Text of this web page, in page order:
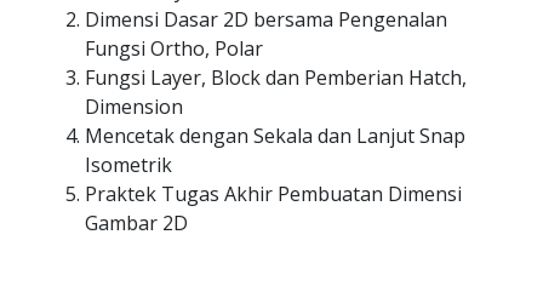
Dimensi Dasar 2D bersama Pengenalan
Fungsi Ortho, Polar
Fungsi Layer, Block dan Pemberian Hatch,
Dimension
Mencetak dengan Sekala dan Lanjut Snap
Isometrik
Praktek Tugas Akhir Pembuatan Dimensi
Gambar 2D